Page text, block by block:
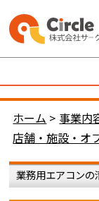
ホーム > 事業内
店舗・施設・オ
業務用エアコンの